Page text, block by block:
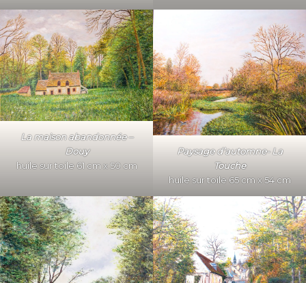
La maison abandonnée –
Douy
huile sur toile 61 cm x 50 cm
Paysage d’automne- La
Touche
huile sur toile 65 cm x 54 cm